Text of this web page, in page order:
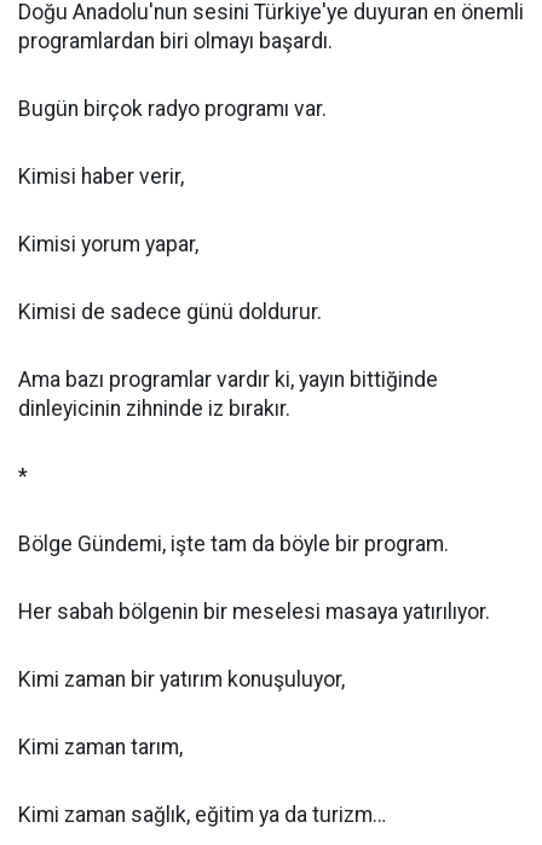
Doğu Anadolu'nun sesini Türkiye'ye duyuran en önemli
programlardan biri olmayı başardı.
Bugün birçok radyo programı var.
Kimisi haber verir,
Kimisi yorum yapar,
Kimisi de sadece günü doldurur.
Ama bazı programlar vardır ki, yayın bittiğinde
dinleyicinin zihninde iz bırakır.
*
Bölge Gündemi, işte tam da böyle bir program.
Her sabah bölgenin bir meselesi masaya yatırılıyor.
Kimi zaman bir yatırım konuşuluyor,
Kimi zaman tarım,
Kimi zaman sağlık, eğitim ya da turizm…